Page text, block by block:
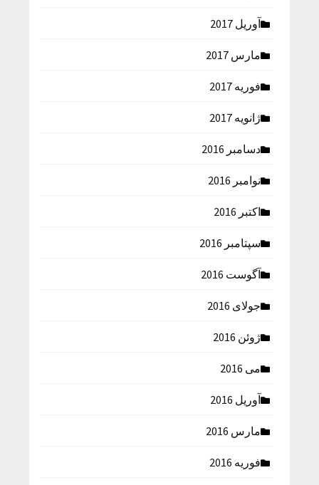
آوریل 2017
مارس 2017
فوریه 2017
ژانویه 2017
دسامبر 2016
نوامبر 2016
اکتبر 2016
سپتامبر 2016
آگوست 2016
جولای 2016
ژوئن 2016
می 2016
آوریل 2016
مارس 2016
فوریه 2016